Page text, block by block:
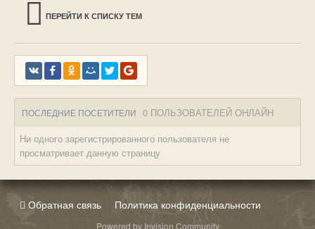
ПЕРЕЙТИ К СПИСКУ ТЕМ
ПОСЛЕДНИЕ ПОСЕТИТЕЛИ 0 ПОЛЬЗОВАТЕЛЕЙ ОНЛАЙН
Ни одного зарегистрированного пользователя не
просматривает данную страницу
Обратная связь Политика конфиденциальности
Powered by Invision Community